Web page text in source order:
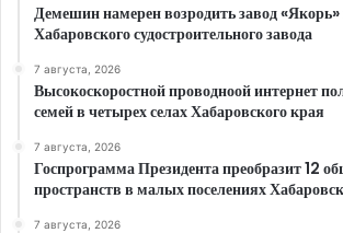
Демешин намерен возродить завод
Хабаровского судостроительного завода
7 августа, 2026
Высокоскоростной проводноой интернет
семей в четырех селах Хабаровского края
7 августа, 2026
Госпрограмма Президента преобразит 12
пространств в малых поселениях
7 августа, 2026